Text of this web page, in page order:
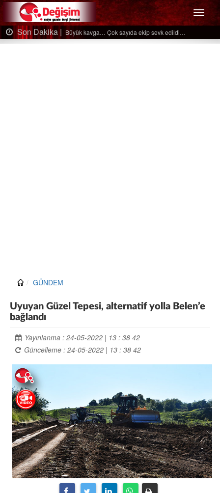
Menü
Son Dakika |Ağaçtan düştü…
GÜNDEM
Uyuyan Güzel Tepesi, alternatif yolla Belen’e
bağlandı
Yayınlanma : 24-05-2022 | 13 : 38 42
Güncelleme : 24-05-2022 | 13 : 38 42